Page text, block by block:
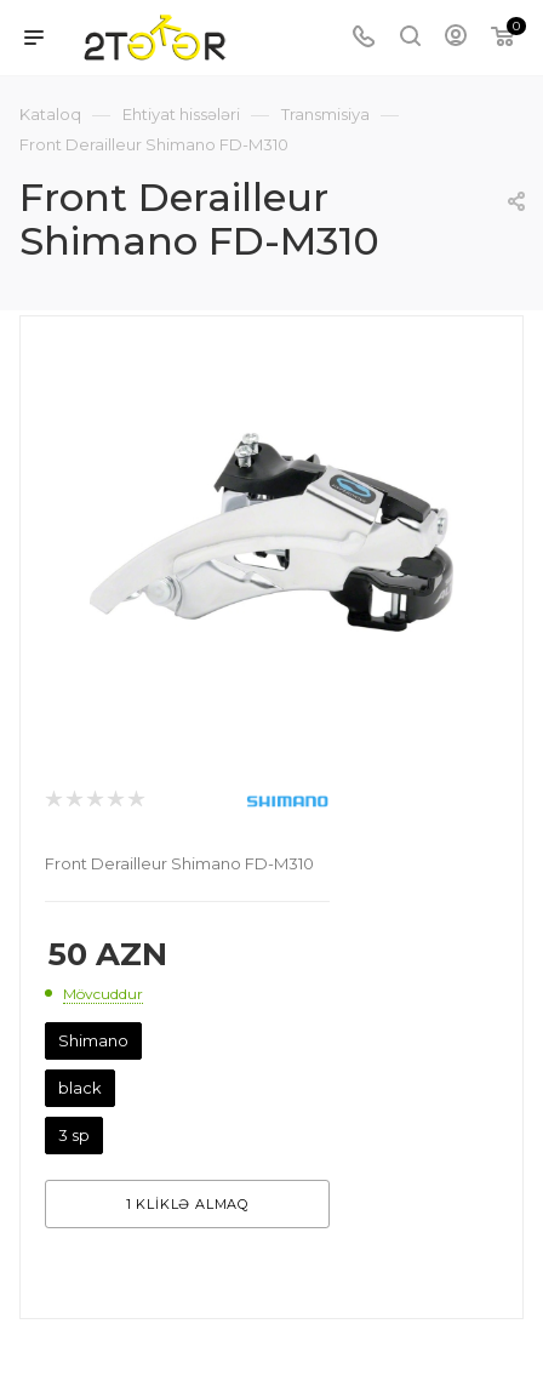
0
Kataloq — Ehtiyat hissələri — Transmisiya —
Front Derailleur Shimano FD-M310
Front Derailleur
Shimano FD-M310
Front Derailleur Shimano FD-M310
50 AZN
Mövcuddur
Shimano
black
3 sp
1 KLİKLƏ ALMAQ